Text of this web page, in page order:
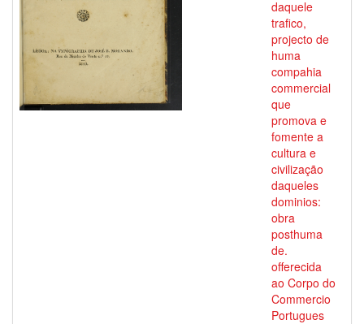
daquele
trafico,
projecto de
huma
compahia
commercial
que
promova e
fomente a
cultura e
civilização
daqueles
dominios:
obra
posthuma
de.
offerecida
ao Corpo do
Commercio
Portugues